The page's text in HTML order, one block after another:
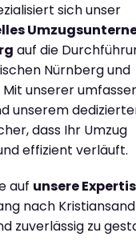
sich unser
auf die
Nürnberg und
Mit unserer
unserem
dass Ihr Umzug
effizient verläuft.
auf unsere
nach Kristiansand
zuverlässig zu